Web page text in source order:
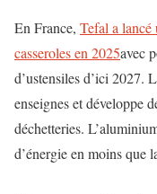
En France, Tefal a lancé
casseroles en 2025avec
d’ustensiles d’ici 2027.
enseignes et développe
déchetteries.
d’énergie en moins que